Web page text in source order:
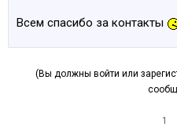
Всем спасибо за контакты
(Вы должны войти или
1